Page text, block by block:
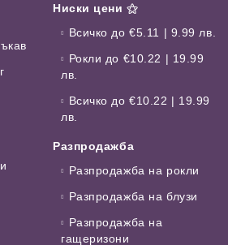
Ниски цени ⚝
Всичко до €5.11 | 9.99 лв.
Рокли до €10.22 | 19.99
лв.
Всичко до €10.22 | 19.99
лв.
Разпродажба
Разпродажба на рокли
Разпродажба на блузи
Разпродажба на
гащеризони